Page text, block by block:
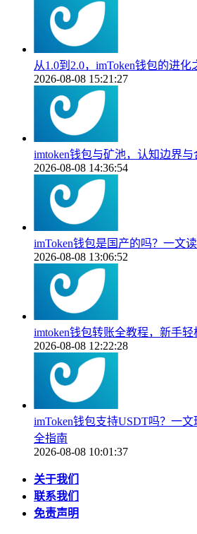
从1.0到2.0，imToken钱包的进
2026-08-08 15:21:27
imtoken钱包与矿池，认知边界与
2026-08-08 14:36:54
imToken钱包是国产的吗？一文
2026-08-08 13:06:52
imtoken钱包转账全教程，新手
2026-08-08 12:22:28
imToken钱包支持USDT吗？一
全指南
2026-08-08 10:01:37
关于我们
联系我们
免责声明